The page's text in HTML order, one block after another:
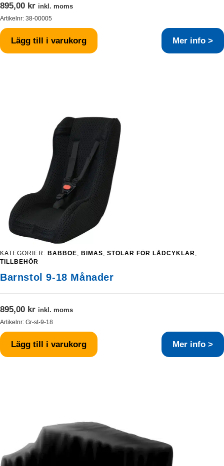
895,00 kr inkl. moms
Artikelnr: 38-00005
Lägg till i varukorg Mer info >
KATEGORIER: BABBOE BIMAS STOLAR FÖR LÅDCYKLAR
TILLBEHÖR
Barnstol 9-18 Månader
895,00 kr inkl. moms
Artikelnr: Gr-st-9-18
Lägg till i varukorg Mer info >